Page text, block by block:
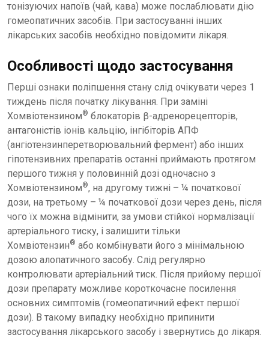
тонізуючих напоїв (чай, кава) може послаблювати дію
гомеопатичних засобів. При застосуванні інших
лікарських засобів необхідно повідомити лікаря.
Особливості щодо застосування
Перші ознаки поліпшення стану слід очікувати через 1
тиждень після початку лікування. При заміні
Хомвіотензином® блокаторів β-адренорецепторів,
антагоністів іонів кальцію, інгібіторів АПФ
(ангіотензинперетворювальний фермент) або інших
гіпотензивних препаратів останні приймають протягом
першого тижня у половинній дозі одночасно з
Хомвіотензином®, на другому тижні – ¼ початкової
дози, на третьому – ¼ початкової дози через день, після
чого їх можна відмінити, за умови стійкої нормалізації
артеріального тиску, і залишити тільки
Хомвіотензин® або комбінувати його з мінімальною
дозою алопатичного засобу. Слід регулярно
контролювати артеріальний тиск. Після прийому першої
дози препарату можливе короткочасне посилення
основних симптомів (гомеопатичний ефект першої
дози). В такому випадку необхідно припинити
застосування лікарського засобу і звернутись до лікаря.